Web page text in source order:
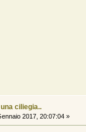
ciliegia..
2017, 20:07:04 »